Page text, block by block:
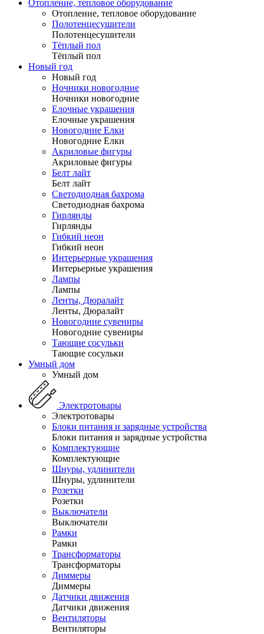
Отопление, тепловое оборудование
Отопление, тепловое оборудование
Полотенцесушители
Полотенцесушители
Тёплый пол
Тёплый пол
Новый год
Новый год
Ночники новогодние
Ночники новогодние
Елочные украшения
Елочные украшения
Новогодние Елки
Новогодние Елки
Акриловые фигуры
Акриловые фигуры
Белт лайт
Белт лайт
Светодиодная бахрома
Светодиодная бахрома
Гирлянды
Гирлянды
Гибкий неон
Гибкий неон
Интерьерные украшения
Интерьерные украшения
Лампы
Лампы
Ленты, Дюралайт
Ленты, Дюралайт
Новогодние сувениры
Новогодние сувениры
Тающие сосульки
Тающие сосульки
Умный дом
Умный дом
Электротовары
Электротовары
Блоки питания и зарядные устройства
Блоки питания и зарядные устройства
Комплектующие
Комплектующие
Шнуры, удлинители
Шнуры, удлинители
Розетки
Розетки
Выключатели
Выключатели
Рамки
Рамки
Трансформаторы
Трансформаторы
Диммеры
Диммеры
Датчики движения
Датчики движения
Вентиляторы
Вентиляторы